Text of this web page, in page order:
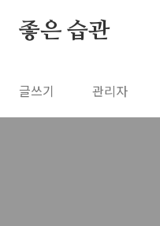
좋은 습관
글쓰기 관리자